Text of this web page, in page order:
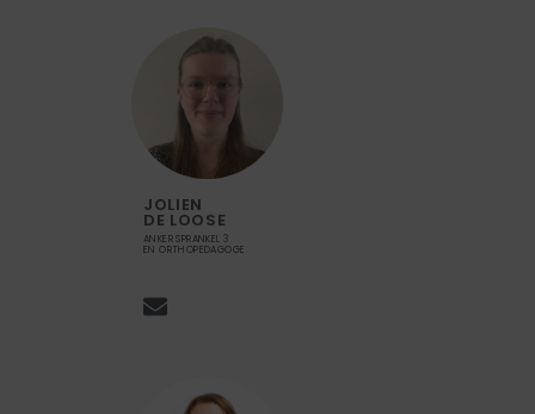
JOLIEN
DE LOOSE
ANKER SPRANKEL 3
EN ORTHOPEDAGOGE